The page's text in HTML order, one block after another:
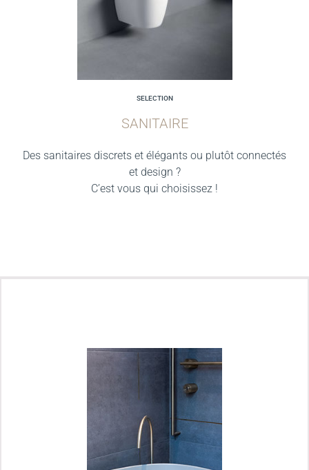
SELECTION
SANITAIRE
Des sanitaires discrets et élégants ou plutôt connectés
et design ?
C’est vous qui choisissez !